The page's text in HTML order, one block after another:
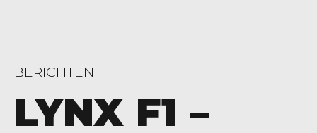
BERICHTEN
LYNX F1 –